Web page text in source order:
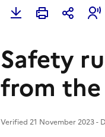
Safety
from the
Verified 21 November 2023 -